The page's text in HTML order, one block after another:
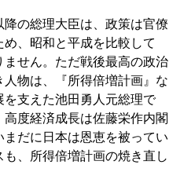
降の総理大臣は、政策は官僚
、昭和と平成を比較して
ません。ただ戦後最高の政治
物は、『所得倍増計画』な
を支えた池田勇人元総理で
度経済成長は佐藤栄作内閣
だに日本は恩恵を被ってい
も、所得倍増計画の焼き直し